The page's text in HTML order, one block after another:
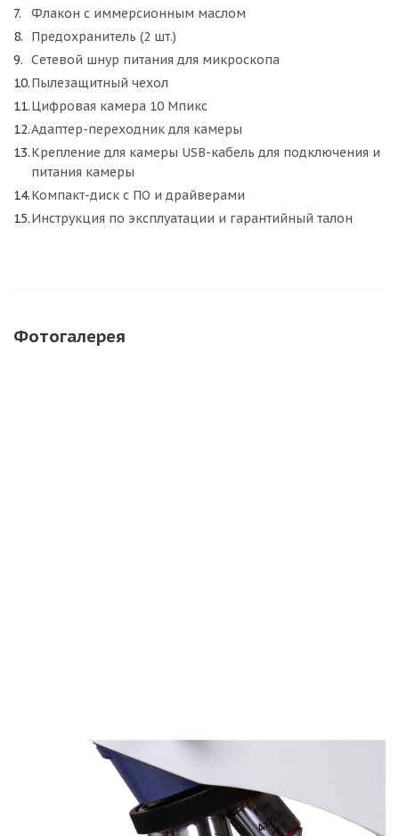
Флакон с иммерсионным маслом
Предохранитель (2 шт.)
Сетевой шнур питания для микроскопа
Пылезащитный чехол
Цифровая камера 10 Мпикс
Адаптер-переходник для камеры
Крепление для камеры USB-кабель для подключения и
питания камеры
Компакт-диск с ПО и драйверами
Инструкция по эксплуатации и гарантийный талон
Фотогалерея